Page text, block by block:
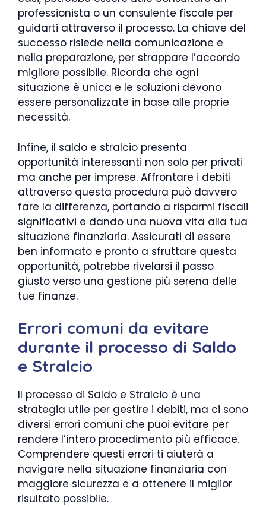
professionista o un consulente fiscale per
guidarti attraverso il processo. La chiave del
successo risiede nella comunicazione e
nella preparazione, per strappare l’accordo
migliore possibile. Ricorda che ogni
situazione è unica e le soluzioni devono
essere personalizzate in base alle proprie
necessità.
Infine, il saldo e stralcio presenta
opportunità interessanti non solo per privati
ma anche per imprese. Affrontare i debiti
attraverso questa procedura può davvero
fare la differenza, portando a risparmi fiscali
significativi e dando una nuova vita alla tua
situazione finanziaria. Assicurati di essere
ben informato e pronto a sfruttare questa
opportunità, potrebbe rivelarsi il passo
giusto verso una gestione più serena delle
tue finanze.
Errori comuni da evitare
durante il processo di Saldo
e Stralcio
Il processo di Saldo e Stralcio è una
strategia utile per gestire i debiti, ma ci sono
diversi errori comuni che puoi evitare per
rendere l’intero procedimento più efficace.
Comprendere questi errori ti aiuterà a
navigare nella situazione finanziaria con
maggiore sicurezza e a ottenere il miglior
risultato possibile.